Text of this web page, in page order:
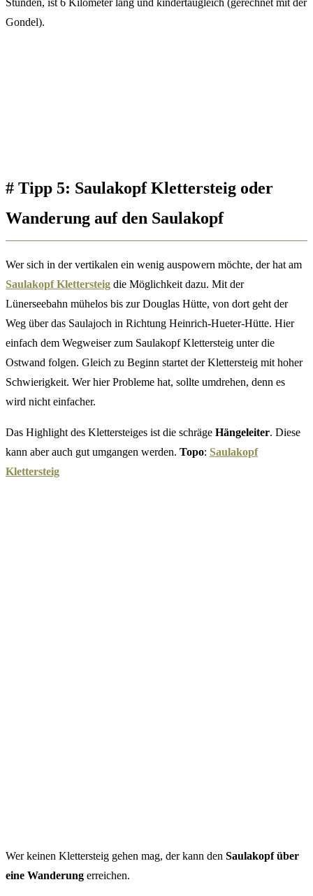
Stunden, ist 6 Kilometer lang und kindertaugleich (gerechnet mit der
Gondel).
# Tipp 5: Saulakopf Klettersteig oder
Wanderung auf den Saulakopf
Wer sich in der vertikalen ein wenig auspowern möchte, der hat am
Saulakopf Klettersteig die Möglichkeit dazu. Mit der
Lünerseebahn mühelos bis zur Douglas Hütte, von dort geht der
Weg über das Saulajoch in Richtung Heinrich-Hueter-Hütte. Hier
einfach dem Wegweiser zum Saulakopf Klettersteig unter die
Ostwand folgen. Gleich zu Beginn startet der Klettersteig mit hoher
Schwierigkeit. Wer hier Probleme hat, sollte umdrehen, denn es
wird nicht einfacher.
Das Highlight des Klettersteiges ist die schräge Hängeleiter. Diese
kann aber auch gut umgangen werden. Topo: Saulakopf
Klettersteig
Wer keinen Klettersteig gehen mag, der kann den Saulakopf über
eine Wanderung erreichen.